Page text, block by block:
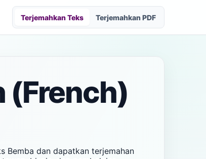
Terjemahkan Teks Terjemahkan PDF
(French)
Bemba dan dapatkan terjemahan